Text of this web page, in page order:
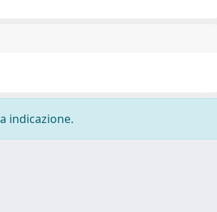
indicazione.